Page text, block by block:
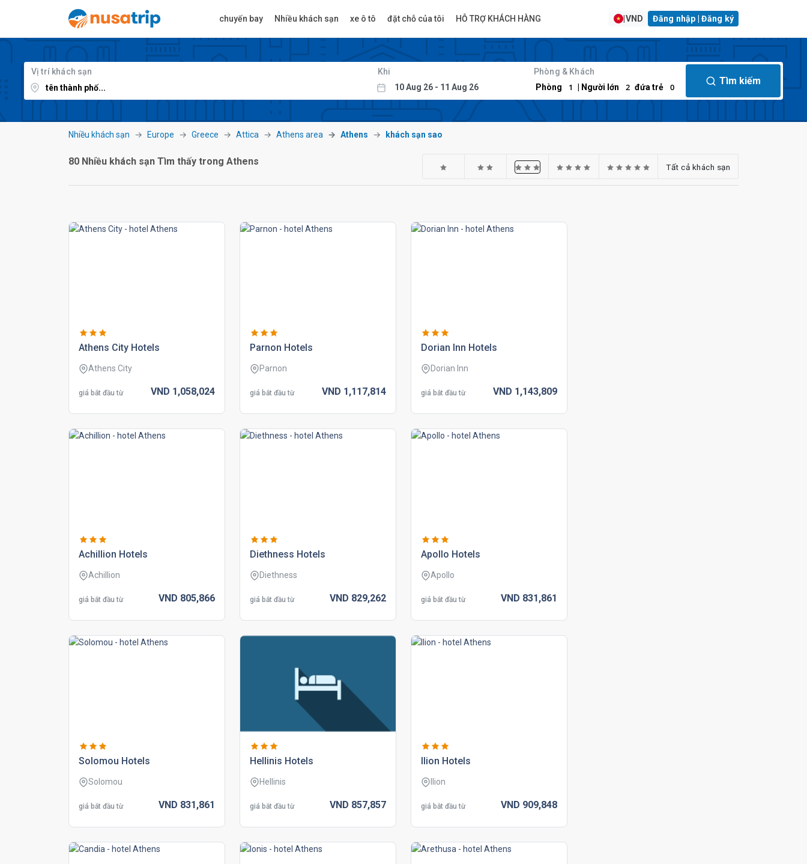
chuyến bay Nhiều khách sạn xe ô tô đặt chỗ của tôi HỖ TRỢ KHÁCH HÀNG VND Đăng nhập | Đăng ký
Vị trí khách sạn Khi
Phòng & Khách
Phòng
1 | Người lớn 2 đứa trẻ 0
Tìm kiếm
Nhiều khách sạn Europe Greece Attica Athens area Athens khách sạn sao
80 Nhiều khách sạn Tìm thấy trong Athens Tất cả khách sạn
athens city hotels
Athens City
giá bắt đầu từ VND 1,058,024
parnon hotels
Parnon
giá bắt đầu từ VND 1,117,814
dorian inn hotels
Dorian Inn
giá bắt đầu từ VND 1,143,809
achillion hotels
Achillion
giá bắt đầu từ VND 805,866
diethness hotels
Diethness
giá bắt đầu từ VND 829,262
apollo hotels
Apollo
giá bắt đầu từ VND 831,861
solomou hotels
Solomou
giá bắt đầu từ VND 831,861
hellinis hotels
Hellinis
giá bắt đầu từ VND 857,857
ilion hotels
Ilion
giá bắt đầu từ VND 909,848